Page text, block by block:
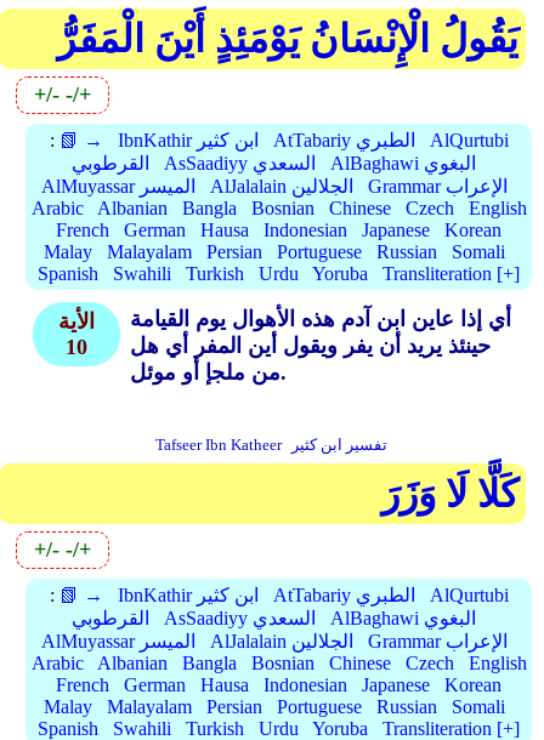
يَقُولُ الْإِنْسَانُ يَوْمَئِذٍ أَيْنَ الْمَفَرُّ
+/- -/+
: 📗 → IbnKathir ابن كثير AtTabariy الطبري
AlQurtubi
القرطوبي
AsSaadiyy السعدي
AlBaghawi البغوي
AlMuyassar الميسر
AlJalalain الجلالين
Grammar الإعراب
Arabic
Albanian Bangla Bosnian Chinese Czech
English
French
German Hausa Indonesian Japanese
Korean
Malay
Malayalam Persian Portuguese Russian
Somali
Spanish
Swahili Turkish Urdu Yoruba Transliteration [+]
الأية
10
أي إذا عاين ابن آدم هذه الأهوال يوم القيامة
حينئذ يريد أن يفر ويقول أين المفر أي هل
من ملجإ أو موئل.
Tafseer Ibn Katheer تفسير ابن كثير
كَلَّا لَا وَزَرَ
+/- -/+
: 📗 → IbnKathir ابن كثير AtTabariy الطبري
AlQurtubi
القرطوبي
AsSaadiyy السعدي
AlBaghawi البغوي
AlMuyassar الميسر
AlJalalain الجلالين
Grammar الإعراب
Arabic
Albanian Bangla Bosnian Chinese Czech
English
French
German Hausa Indonesian Japanese
Korean
Malay
Malayalam Persian Portuguese Russian
Somali
Spanish
Swahili Turkish Urdu Yoruba Transliteration [+]